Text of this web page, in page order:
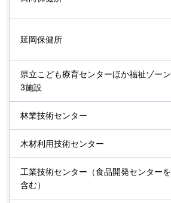
延岡保健所
県立こども療育センターほか福祉ゾーン
3施設
林業技術センター
木材利用技術センター
工業技術センター（食品開発センターを
含む）